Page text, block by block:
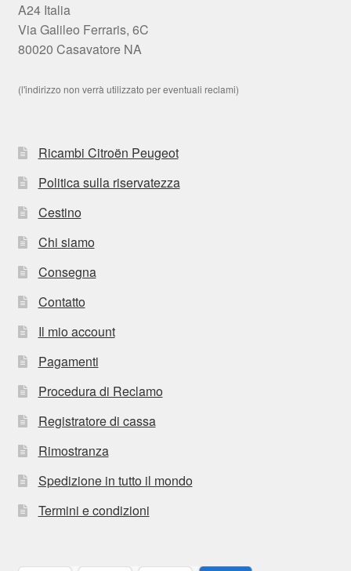
A24 Italia
Via Galileo Ferraris, 6C
80020 Casavatore NA
(l'indirizzo non verrà utilizzato per eventuali reclami)
Ricambi Citroën Peugeot
Politica sulla riservatezza
Cestino
Chi siamo
Consegna
Contatto
Il mio account
Pagamenti
Procedura di Reclamo
Registratore di cassa
Rimostranza
Spedizione in tutto il mondo
Termini e condizioni